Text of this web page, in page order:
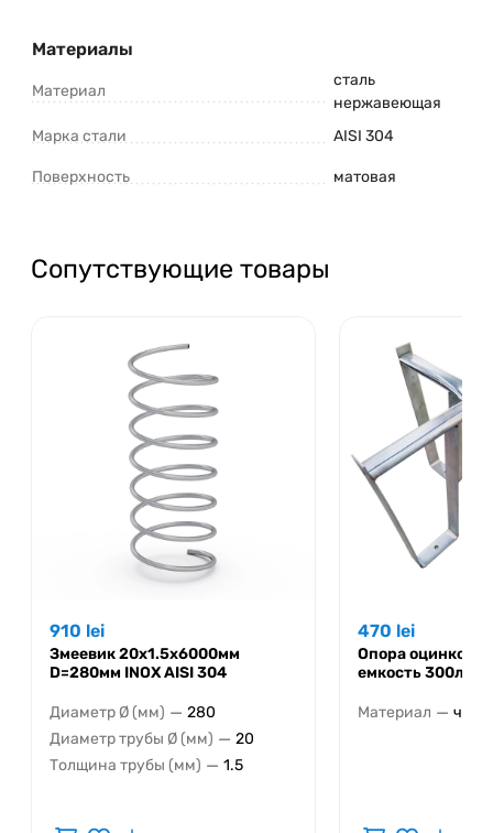
Материалы
Материал
сталь
нержавеющая
Марка стали
AISI 304
Поверхность матовая
Сопутствующие товары
910 lei
Змеевик 20x1.5x6000мм
D=280мм INOX AISI 304
Диаметр Ø (мм) — 280
Диаметр трубы Ø (мм) — 20
Толщина трубы (мм) — 1.5
470 lei
Опора
емкость 300л
Материал —